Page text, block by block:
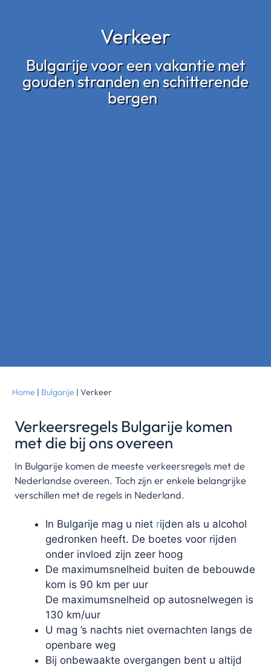
Verkeer
Bulgarije voor een vakantie met
gouden stranden en schitterende
bergen
Home | Bulgarije | Verkeer
Verkeersregels Bulgarije komen
met die bij ons overeen
In Bulgarije komen de meeste verkeersregels met de
Nederlandse overeen. Toch zijn er enkele belangrijke
verschillen met de regels in Nederland.
In Bulgarije mag u niet rijden als u alcohol
gedronken heeft. De boetes voor rijden
onder invloed zijn zeer hoog
De maximumsnelheid buiten de bebouwde
kom is 90 km per uur
De maximumsnelheid op autosnelwegen is
130 km/uur
U mag ’s nachts niet overnachten langs de
openbare weg
Bij onbewaakte overgangen bent u altijd